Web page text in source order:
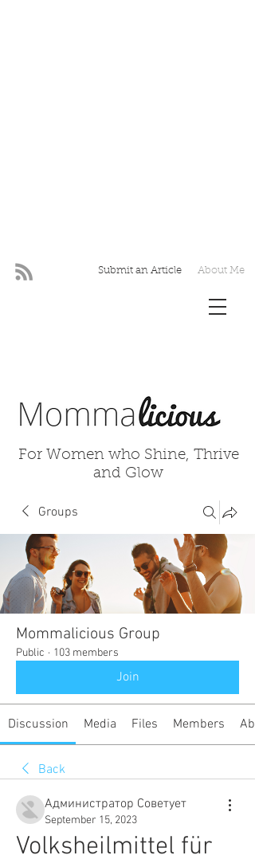
About Me
Submit an Article
For Women who Shine, Thrive
and Glow
Groups
Mommalicious Group
Public · 103 members
Join
Discussion Media Files Members
Back
Администратор Советует
September 15, 2023
Volksheilmittel für